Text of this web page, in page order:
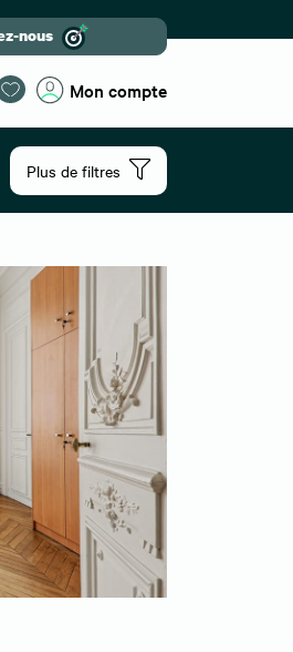
nous
Mon compte
Plus de filtres